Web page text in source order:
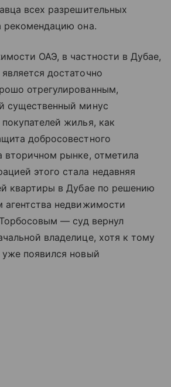
всех разрешительных
рекомендацию она.
ОАЭ, в частности в Дубае,
достаточно
отрегулированным,
существенный минус
жилья, как
добросовестного
вторичном рынке, отметила
этого стала недавняя
квартиры в Дубае по решению
агентства недвижимости
— суд вернул
владелице, хотя к тому
появился новый